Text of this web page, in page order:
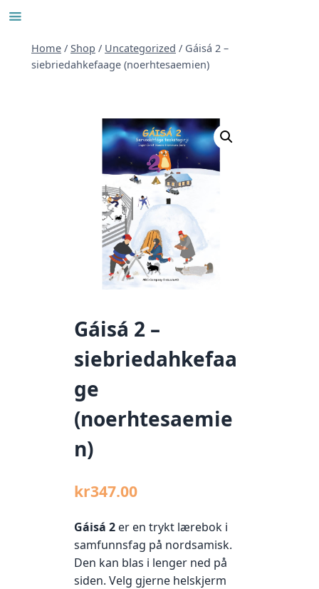
Skip
contentHome / Shop / Uncategorized / Gáisá 2 –
siebriedahkefaage (noerhtesaemien)
Gáisá 2 –
siebriedahkefaa
ge
(noerhtesaemie
n)
kr347.00
Gáisá 2 er en trykt lærebok i
samfunnsfag på nordsamisk.
Den kan blas i lenger ned på
siden. Velg gjerne helskjerm